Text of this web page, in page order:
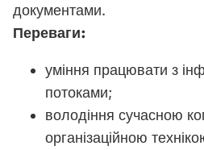
документами.
Переваги:
уміння працювати з
потоками;
володіння сучасною
організаційною